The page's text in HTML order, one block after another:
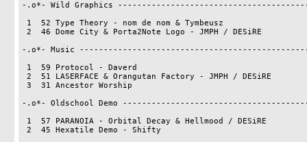
-.o*- Wild Graphics
-.o*- Music
-.o*- Oldschool Demo